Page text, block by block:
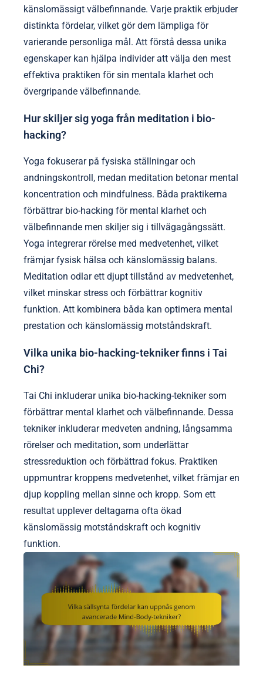
känslomässigt välbefinnande. Varje praktik erbjuder
distinkta fördelar, vilket gör dem lämpliga för
varierande personliga mål. Att förstå dessa unika
egenskaper kan hjälpa individer att välja den mest
effektiva praktiken för sin mentala klarhet och
övergripande välbefinnande.
Hur skiljer sig yoga från meditation i bio-
hacking?
Yoga fokuserar på fysiska ställningar och
andningskontroll, medan meditation betonar mental
koncentration och mindfulness. Båda praktikerna
förbättrar bio-hacking för mental klarhet och
välbefinnande men skiljer sig i tillvägagångssätt.
Yoga integrerar rörelse med medvetenhet, vilket
främjar fysisk hälsa och känslomässig balans.
Meditation odlar ett djupt tillstånd av medvetenhet,
vilket minskar stress och förbättrar kognitiv
funktion. Att kombinera båda kan optimera mental
prestation och känslomässig motståndskraft.
Vilka unika bio-hacking-tekniker finns i Tai
Chi?
Tai Chi inkluderar unika bio-hacking-tekniker som
förbättrar mental klarhet och välbefinnande. Dessa
tekniker inkluderar medveten andning, långsamma
rörelser och meditation, som underlättar
stressreduktion och förbättrad fokus. Praktiken
uppmuntrar kroppens medvetenhet, vilket främjar en
djup koppling mellan sinne och kropp. Som ett
resultat upplever deltagarna ofta ökad
känslomässig motståndskraft och kognitiv
funktion.